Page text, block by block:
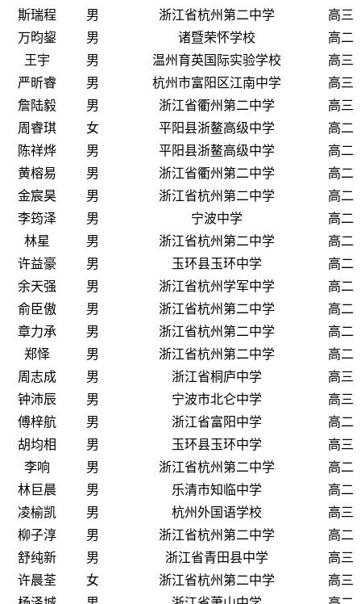
斯瑞程
男 浙江省杭州第二中学
高三
万昀鋆
男 诸暨荣怀学校
高二
王宇
男 温州育英国际实验学校
高三
严昕睿
男 杭州市富阳区江南中学
高三
詹陆毅
男 浙江省衢州第二中学
高三
周睿琪
女 平阳县浙鳌高级中学
高二
陈祥烨
男 平阳县浙鳌高级中学
高二
黄榕易
男 浙江省衢州第二中学
高二
金宸昊
男 浙江省杭州第二中学
高二
李筠泽
男 宁波中学
高二
林星
男 浙江省杭州第二中学
高二
许益豪
男 玉环县玉环中学
高二
余天强
男 浙江省杭州学军中学
高二
俞臣傲
男 浙江省杭州第二中学
高二
章力承
男 浙江省杭州第二中学
高二
郑怿
男 浙江省杭州第二中学
高二
周志成
男 浙江省桐庐中学
高三
钟沛辰
男 宁波市北仑中学
高三
傅梓航
男 浙江省富阳中学
高二
胡均相
男 玉环县玉环中学
高三
李响
男 浙江省杭州第二中学
高二
林巨晨
男 乐清市知临中学
高二
凌榆凯
男 杭州外国语学校
高三
柳子淳
男 浙江省杭州第二中学
高二
舒纯新
男 浙江省青田县中学
高三
许晨荃
女 浙江省杭州第二中学
高三